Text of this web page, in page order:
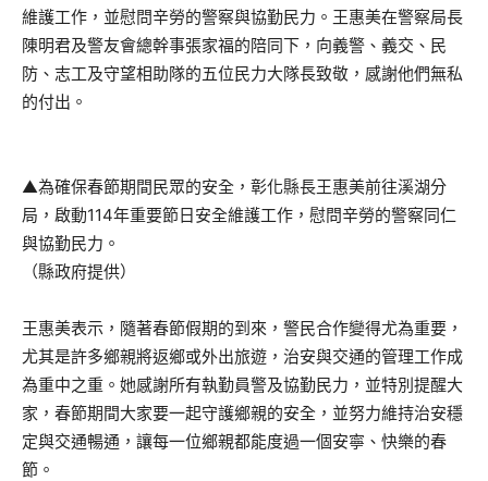
維護工作，並慰問辛勞的警察與協勤民力。王惠美在警察局長
陳明君及警友會總幹事張家福的陪同下，向義警、義交、民
防、志工及守望相助隊的五位民力大隊長致敬，感謝他們無私
的付出。
▲為確保春節期間民眾的安全，彰化縣長王惠美前往溪湖分
局，啟動114年重要節日安全維護工作，慰問辛勞的警察同仁
與協勤民力。
（縣政府提供）
王惠美表示，隨著春節假期的到來，警民合作變得尤為重要，
尤其是許多鄉親將返鄉或外出旅遊，治安與交通的管理工作成
為重中之重。她感謝所有執勤員警及協勤民力，並特別提醒大
家，春節期間大家要一起守護鄉親的安全，並努力維持治安穩
定與交通暢通，讓每一位鄉親都能度過一個安寧、快樂的春
節。